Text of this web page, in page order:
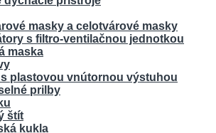
masky a celotvárové masky
s filtro-ventilačnou jednotkou
maska
plastovou vnútornou výstuhou
prilby
štít
kukla